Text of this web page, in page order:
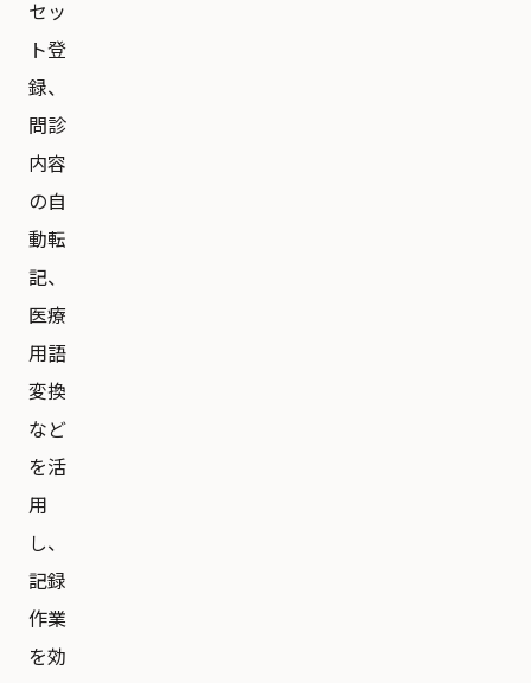
セッ
ト登
録、
問診
内容
の自
動転
記、
医療
用語
変換
など
を活
用
し、
記録
作業
を効